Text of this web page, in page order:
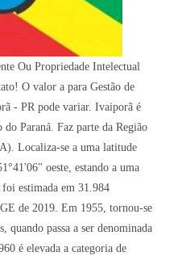
Ou Propriedade Intelectual
O valor a para Gestão de
- PR pode variar. Ivaiporã é
Paraná. Faz parte da Região
Localiza-se a uma latitude
oeste, estando a uma
estimada em 31.984
de 2019. Em 1955, tornou-se
quando passa a ser denominada
é elevada a categoria de